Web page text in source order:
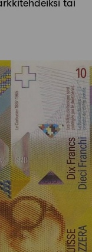
tai